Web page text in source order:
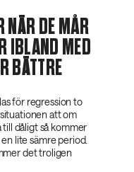
NÄR DE MÅR
IBLAND MED
BÄTTRE
för regression to
att om
dåligt så kommer
lite sämre period.
det troligen